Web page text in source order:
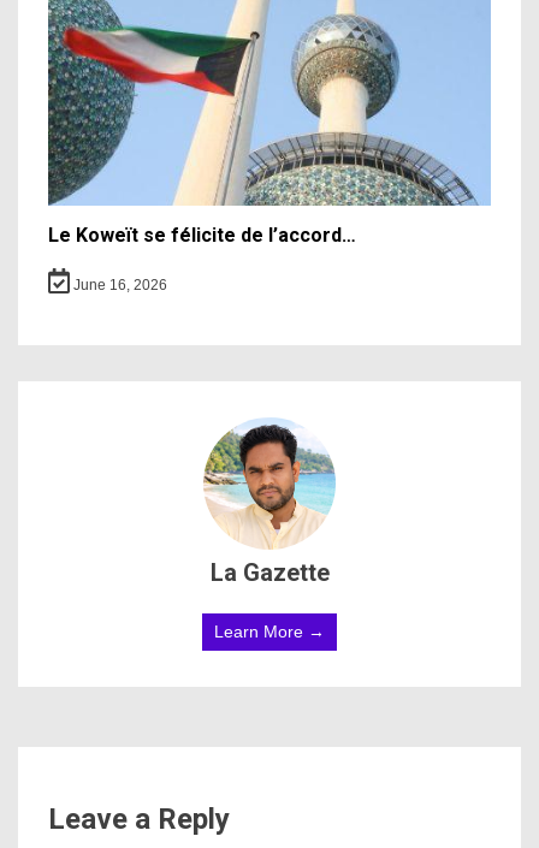
Le Koweït se félicite de l’accord…
June 16, 2026
La Gazette
Learn More →
Leave a Reply